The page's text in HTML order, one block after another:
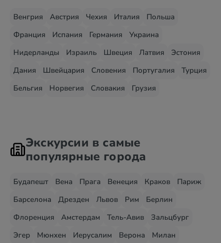
Венгрия Австрия Чехия Италия
Польша
Франция
Испания Германия
Украина
Нидерланды
Израиль Швеция Латвия
Эстония
Дания
Швейцария Словения Португалия
Турция
Бельгия
Норвегия Словакия Грузия
Экскурсии в самые
популярные города
Будапешт Вена Прага Венеция Краков
Париж
Барселона
Дрезден Львов Рим
Берлин
Флоренция
Амстердам Тель-Авив
Зальцбург
Эгер
Мюнхен Иерусалим Верона
Милан